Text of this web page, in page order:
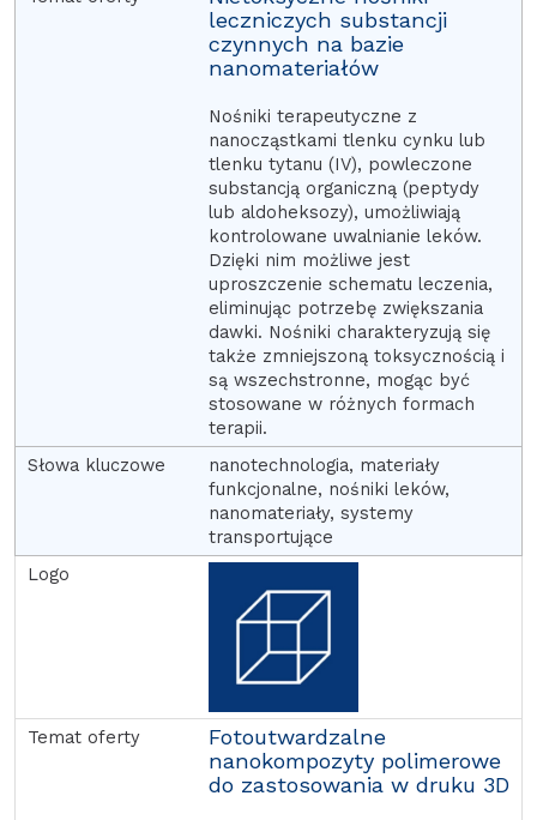
leczniczych substancji
czynnych na bazie
nanomateriałów
Nośniki terapeutyczne z
nanocząstkami tlenku cynku lub
tlenku tytanu (IV), powleczone
substancją organiczną (peptydy
lub aldoheksozy), umożliwiają
kontrolowane uwalnianie leków.
Dzięki nim możliwe jest
uproszczenie schematu leczenia,
eliminując potrzebę zwiększania
dawki. Nośniki charakteryzują się
także zmniejszoną toksycznością i
są wszechstronne, mogąc być
stosowane w różnych formach
terapii.
nanotechnologia, materiały
funkcjonalne, nośniki leków,
nanomateriały, systemy
transportujące
Fotoutwardzalne
nanokompozyty polimerowe
do zastosowania w druku 3D